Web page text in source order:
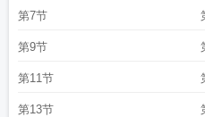
第7节
第9节
第11节
第13节